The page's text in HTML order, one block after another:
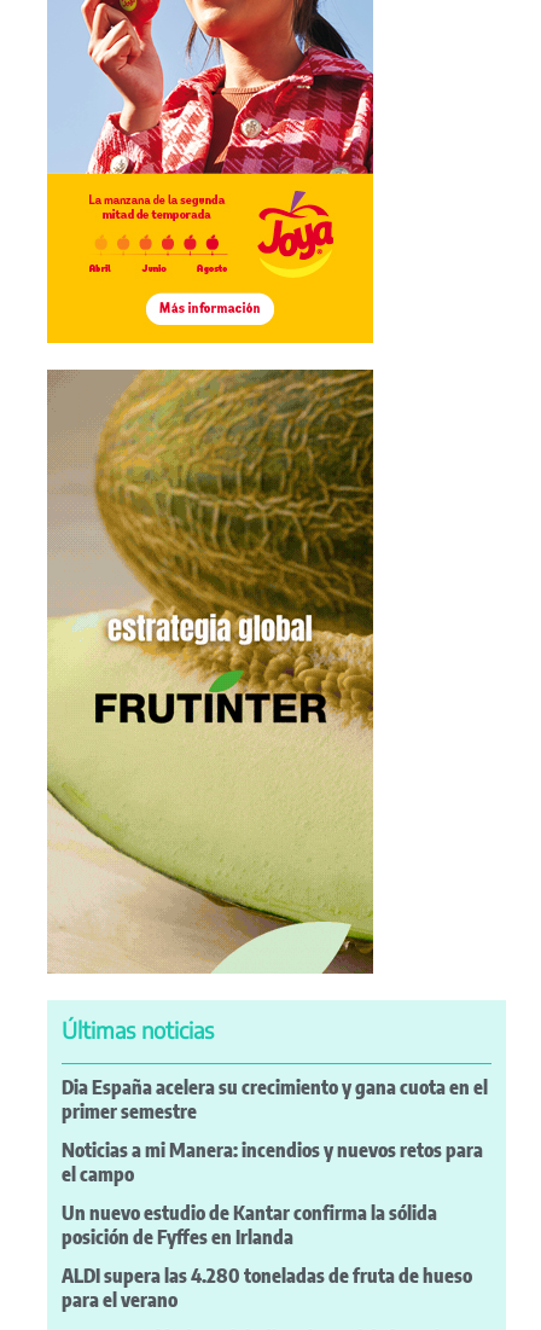
Últimas noticias
Dia España acelera su crecimiento y gana cuota en el
primer semestre
Noticias a mi Manera: incendios y nuevos retos para
el campo
Un nuevo estudio de Kantar confirma la sólida
posición de Fyffes en Irlanda
ALDI supera las 4.280 toneladas de fruta de hueso
para el verano